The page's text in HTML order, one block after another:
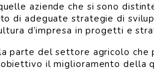
aziende che si sono
di adeguate strategie di
d’impresa in progetti e
parte del settore agricolo che
il miglioramento della